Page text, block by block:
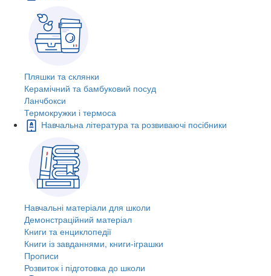
Пляшки та склянки
Керамічний та бамбуковий посуд
Ланчбокси
Термокружки і термоса
Навчальна література та розвиваючі посібники
Навчальні матеріали для школи
Демонстраційний матеріал
Книги та енциклопедії
Книги із завданнями, книги-іграшки
Прописи
Розвиток і підготовка до школи